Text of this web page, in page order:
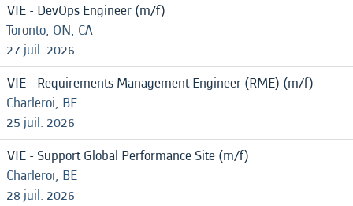
VIE - DevOps Engineer (m/f)
Toronto, ON, CA
27 juil. 2026
VIE - Requirements Management Engineer (RME) (m/f)
Charleroi, BE
25 juil. 2026
VIE - Support Global Performance Site (m/f)
Charleroi, BE
28 juil. 2026